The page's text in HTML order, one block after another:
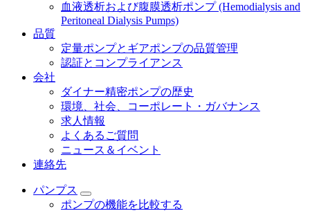
血液透析および腹膜透析ポンプ (Hemodialysis and
Peritoneal Dialysis Pumps)
品質
定量ポンプとギアポンプの品質管理
認証とコンプライアンス
会社
ダイナー精密ポンプの歴史
環境、社会、コーポレート・ガバナンス
求人情報
よくあるご質問
ニュース＆イベント
連絡先
パンプス
ポンプの機能を比較する